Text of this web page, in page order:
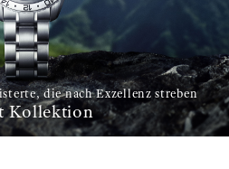
die nach Exzellenz streben
Kollektion